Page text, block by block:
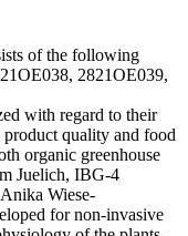
of the following
2821OE039,
with regard to their
product quality and food
organic greenhouse
Juelich, IBG-4
Wiese-
for non-invasive